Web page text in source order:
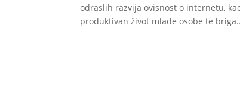
odraslih razvija ovisnost o internetu,
produktivan život mlade osobe te